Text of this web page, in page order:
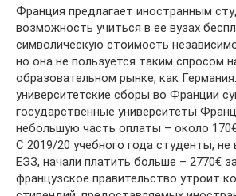
Франция предлагает иностранным
возможность учиться в ее вузах
символическую стоимость
но она не пользуется таким спросом
образовательном рынке, как
университетские сборы во Франции
государственные университеты
небольшую часть оплаты – около
С 2019/20 учебного года студенты,
ЕЭЗ, начали платить больше – 2770€
французское правительство утроит